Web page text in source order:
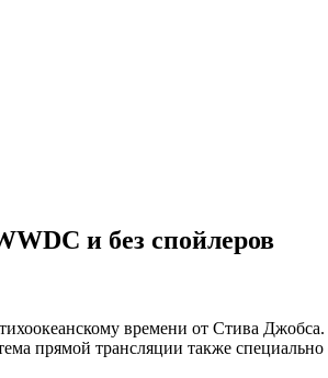
и без спойлеров
времени от Стива
прямой трансляции также